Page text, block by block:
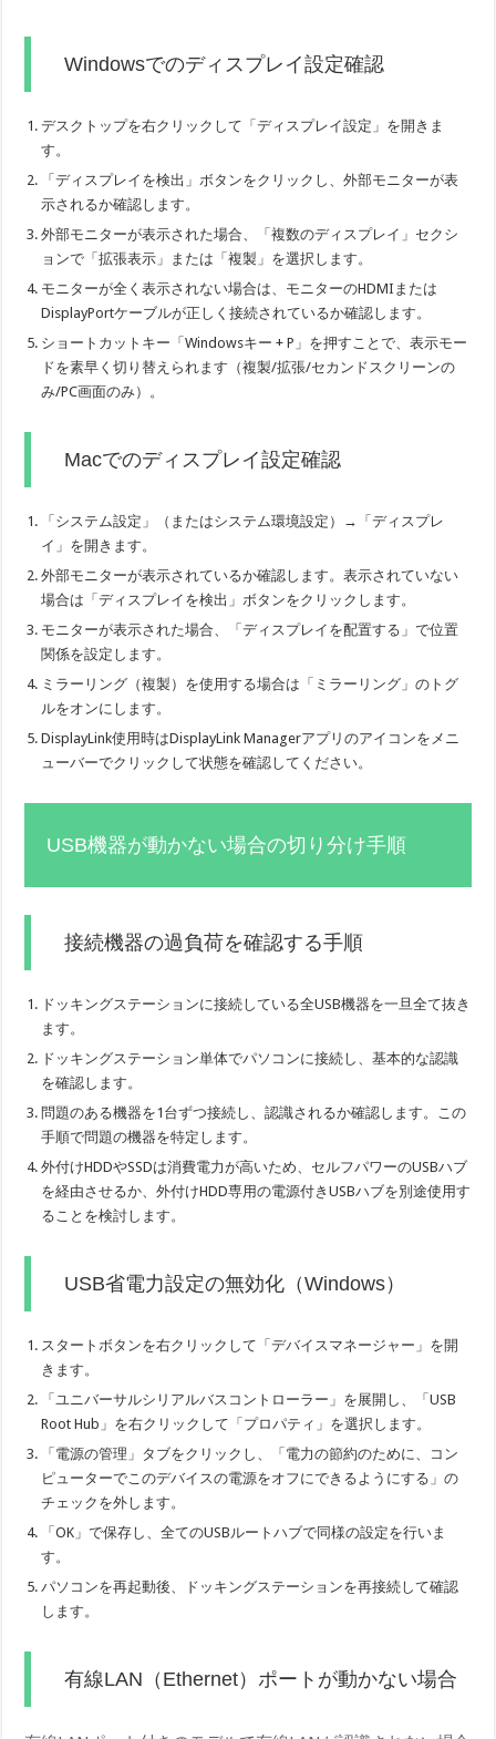
Windowsでのディスプレイ設定確認
デスクトップを右クリックして「ディスプレイ設定」を開きま
す。
「ディスプレイを検出」ボタンをクリックし、外部モニターが表
示されるか確認します。
外部モニターが表示された場合、「複数のディスプレイ」セクシ
ョンで「拡張表示」または「複製」を選択します。
モニターが全く表示されない場合は、モニターのHDMIまたは
DisplayPortケーブルが正しく接続されているか確認します。
ショートカットキー「Windowsキー + P」を押すことで、表示モー
ドを素早く切り替えられます（複製/拡張/セカンドスクリーンの
み/PC画面のみ）。
Macでのディスプレイ設定確認
「システム設定」（またはシステム環境設定）→「ディスプレ
イ」を開きます。
外部モニターが表示されているか確認します。表示されていない
場合は「ディスプレイを検出」ボタンをクリックします。
モニターが表示された場合、「ディスプレイを配置する」で位置
関係を設定します。
ミラーリング（複製）を使用する場合は「ミラーリング」のトグ
ルをオンにします。
DisplayLink使用時はDisplayLink Managerアプリのアイコンをメニ
ューバーでクリックして状態を確認してください。
USB機器が動かない場合の切り分け手順
接続機器の過負荷を確認する手順
ドッキングステーションに接続している全USB機器を一旦全て抜き
ます。
ドッキングステーション単体でパソコンに接続し、基本的な認識
を確認します。
問題のある機器を1台ずつ接続し、認識されるか確認します。この
手順で問題の機器を特定します。
外付けHDDやSSDは消費電力が高いため、セルフパワーのUSBハブ
を経由させるか、外付けHDD専用の電源付きUSBハブを別途使用す
ることを検討します。
USB省電力設定の無効化（Windows）
スタートボタンを右クリックして「デバイスマネージャー」を開
きます。
「ユニバーサルシリアルバスコントローラー」を展開し、「USB
Root Hub」を右クリックして「プロパティ」を選択します。
「電源の管理」タブをクリックし、「電力の節約のために、コン
ピューターでこのデバイスの電源をオフにできるようにする」の
チェックを外します。
「OK」で保存し、全てのUSBルートハブで同様の設定を行いま
す。
パソコンを再起動後、ドッキングステーションを再接続して確認
します。
有線LAN（Ethernet）ポートが動かない場合